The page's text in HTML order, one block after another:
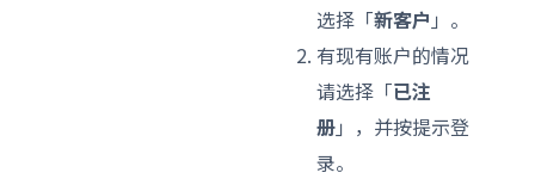
选择「新客户 」。
有现有账户的情况
请选择「已注
册」，并按提示登
录。